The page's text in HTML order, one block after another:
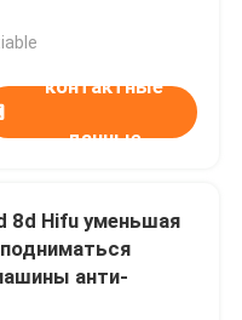
контактные
данные
8d Hifu уменьшая
анти-